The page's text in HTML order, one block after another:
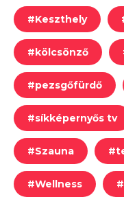
#Keszthely
#kölcsönző
#pezsgőfürdő
#síkképernyős tv
#Szauna #
#Wellness #